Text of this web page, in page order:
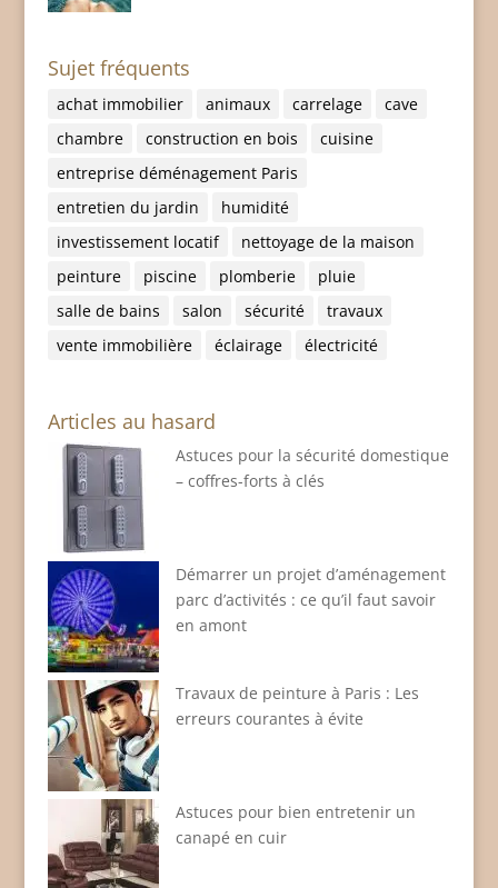
Sujet fréquents
achat immobilier animaux carrelage
cave
chambre
construction en bois
cuisine
entreprise déménagement Paris
entretien du jardin
humidité
investissement locatif
nettoyage de la maison
peinture
piscine plomberie
pluie
salle de bains
salon sécurité
travaux
vente immobilière
éclairage électricité
Articles au hasard
Astuces pour la sécurité domestique
– coffres-forts à clés
Démarrer un projet d’aménagement
parc d’activités : ce qu’il faut savoir
en amont
Travaux de peinture à Paris : Les
erreurs courantes à évite
Astuces pour bien entretenir un
canapé en cuir